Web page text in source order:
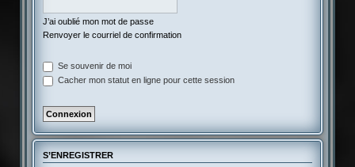
J’ai oublié mon mot de passe
Renvoyer le courriel de confirmation
Se souvenir de moi
Cacher mon statut en ligne pour cette session
S’ENREGISTRER